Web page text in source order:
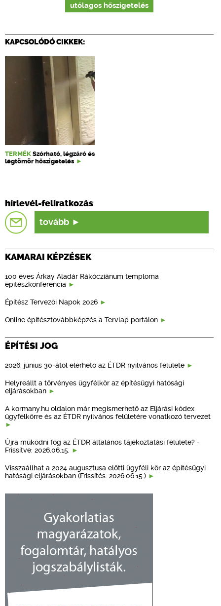
utólagos hőszigetelés
KAPCSOLÓDÓ CIKKEK:
TERMÉK Szórható, légzáró és
légtömör hőszigetelés
hírlevél-feliratkozás
tovább
KAMARAI KÉPZÉSEK
100 éves Árkay Aladár Rákócziánum temploma
építészkonferencia
Építész Tervezői Napok 2026
Online építésztovábbképzés a Tervlap portálon
ÉPÍTÉSI JOG
2026. június 30-ától elérhető az ÉTDR nyilvános felülete
Helyreállt a törvényes ügyfélkör az építésügyi hatósági
eljárásokban
A kormany.hu oldalon már megismerhető az Eljárási kódex
ügyfélkörre és az ÉTDR nyilvános felületére vonatkozó tervezet
Újra működni fog az ÉTDR általános tájékoztatási felülete? -
Frissítve: 2026.06.15.
Visszaállhat a 2024 augusztusa előtti ügyféli kör az építésügyi
hatósági eljárásokban (Frissítés: 2026.06.15.)